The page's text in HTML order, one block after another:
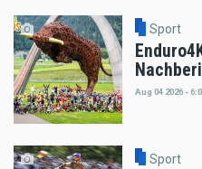
Sport
Aug 04 2026 -
Sport